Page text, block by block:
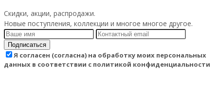
Скидки, акции, распродажи.
Новые поступления, коллекции и многое многое другое.
Подписаться
Я согласен (согласна) на обработку моих персональных
данных в соответствии с политикой конфиденциальности